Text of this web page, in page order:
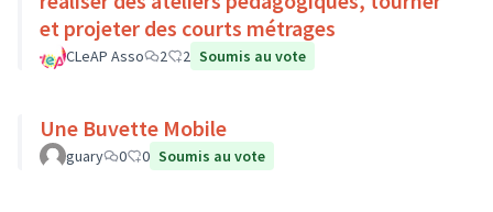
et projeter des courts métrages
CLeAP Asso 2 2 Soumis au vote
Une Buvette Mobile
guary 0 0 Soumis au vote